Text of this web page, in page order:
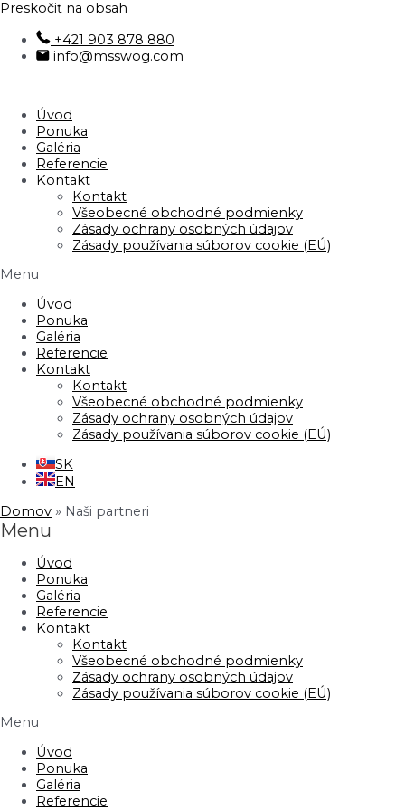
Preskočiť na obsah
+421 903 878 880
info@msswog.com
Úvod
Ponuka
Galéria
Referencie
Kontakt
Kontakt
Všeobecné obchodné podmienky
Zásady ochrany osobných údajov
Zásady používania súborov cookie (EÚ)
Menu
Úvod
Ponuka
Galéria
Referencie
Kontakt
Kontakt
Všeobecné obchodné podmienky
Zásady ochrany osobných údajov
Zásady používania súborov cookie (EÚ)
SK
EN
Domov » Naši partneri
Menu
Úvod
Ponuka
Galéria
Referencie
Kontakt
Kontakt
Všeobecné obchodné podmienky
Zásady ochrany osobných údajov
Zásady používania súborov cookie (EÚ)
Menu
Úvod
Ponuka
Galéria
Referencie